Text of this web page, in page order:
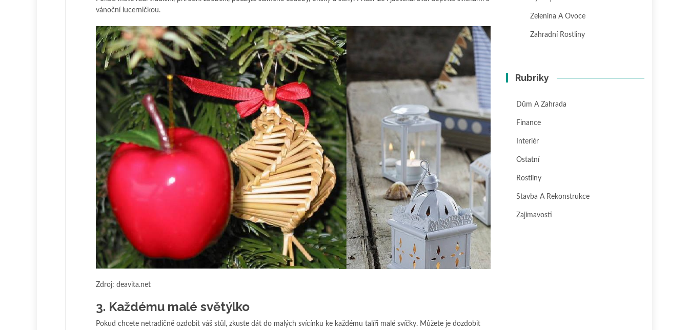
vánoční lucerničkou.
Zdroj: deavita.net
3. Každému malé světýlko
Pokud chcete netradičně ozdobit váš stůl, zkuste dát do malých svícínku ke každému talíři malé svíčky. Můžete je dozdobit
Zelenina A Ovoce
Zahradní Rostliny
Rubriky
Dům A Zahrada
Finance
Interiér
Ostatní
Rostliny
Stavba A Rekonstrukce
Zajímavosti